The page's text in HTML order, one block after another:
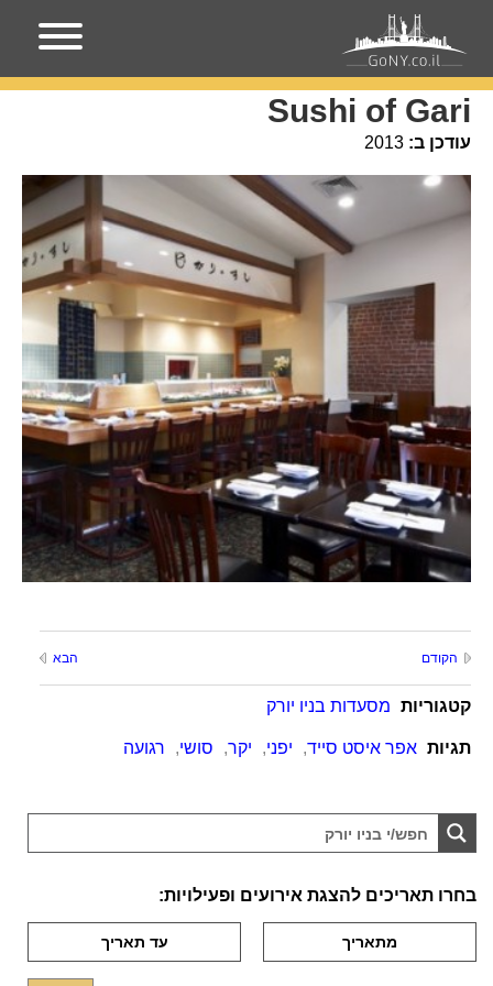
עמוד הבית מקומות בניו-יורק
Sushi of Gari
עודכן ב: 2013
הקודם הבא
קטגוריות מסעדות בניו יורק
תגיות אפר איסט סייד, יפני, יקר, סושי, רגועה
בחרו תאריכים להצגת אירועים ופעילויות: